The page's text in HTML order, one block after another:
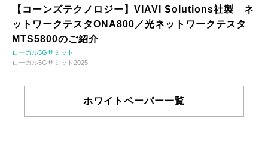
【コーンズテクノロジー】VIAVI Solutions社製 ネ
ットワークテスタONA800／光ネットワークテスタ
MTS5800のご紹介
ローカル5Gサミット
ローカル5Gサミット2025
ホワイトペーパー一覧